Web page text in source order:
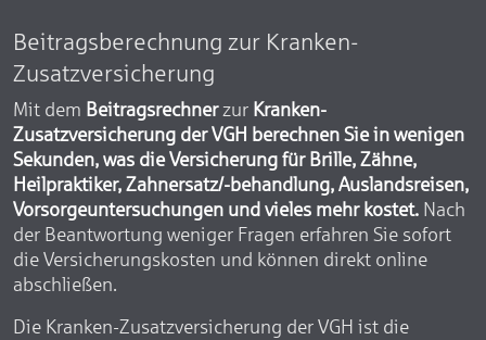
Beitragsberechnung zur Kranken-
Zusatzversicherung
Mit dem Beitragsrechnerzur Kranken-
Zusatzversicherung der VGH berechnen Sie in wenigen
Sekunden, was die Versicherung für Brille, Zähne,
Heilpraktiker, Zahnersatz/-behandlung, Auslandsreisen,
Vorsorgeuntersuchungen und vieles mehr kostet. Nach
der Beantwortung weniger Fragen erfahren Sie sofort
die Versicherungskosten und können direkt online
abschließen.
Die Kranken-Zusatzversicherung der VGH ist die